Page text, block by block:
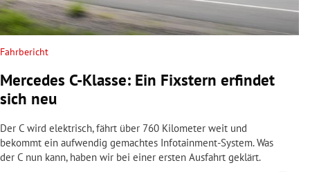
Untermenü
Untermenü
Untermenü
Untermenü
Fahrbericht
Mercedes C-Klasse: Ein Fixstern erfindet
sich neu
Der C wird elektrisch, fährt über 760 Kilometer weit und
bekommt ein aufwendig gemachtes Infotainment-System. Was
der C nun kann, haben wir bei einer ersten Ausfahrt geklärt.